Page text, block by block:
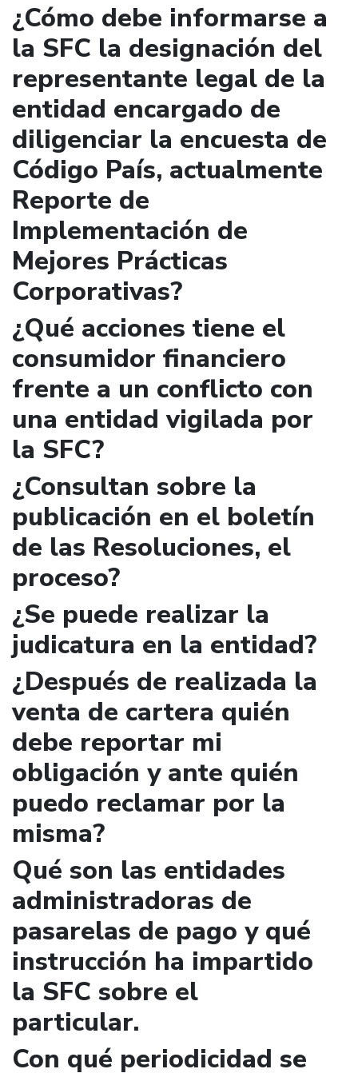
¿Cómo debe informarse a
la SFC la designación del
representante legal de la
entidad encargado de
diligenciar la encuesta de
Código País, actualmente
Reporte de
Implementación de
Mejores Prácticas
Corporativas?
¿Qué acciones tiene el
consumidor financiero
frente a un conflicto con
una entidad vigilada por
la SFC?
¿Consultan sobre la
publicación en el boletín
de las Resoluciones, el
proceso?
¿Se puede realizar la
judicatura en la entidad?
¿Después de realizada la
venta de cartera quién
debe reportar mi
obligación y ante quién
puedo reclamar por la
misma?
Qué son las entidades
administradoras de
pasarelas de pago y qué
instrucción ha impartido
la SFC sobre el
particular.
Con qué periodicidad se